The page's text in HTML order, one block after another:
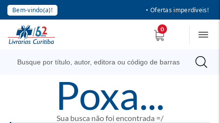
Bem-vindo(a)! • Ofertas imperdíveis!
0
poxa...
Sua busca não foi encontrada =/